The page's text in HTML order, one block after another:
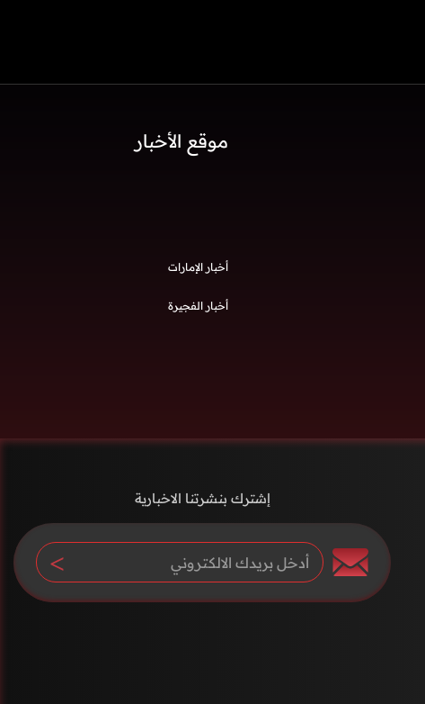
موقع الأخبار
أخبار الإمارات
أخبار الفجيرة
إشترك بنشرتنا الاخبارية